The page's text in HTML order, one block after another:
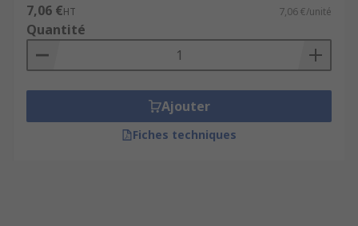
7,06 €HT 7,06 €/unité
Quantité
Ajouter
Fiches techniques